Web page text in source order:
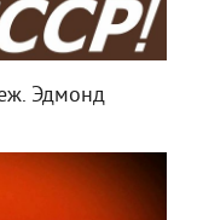
Эдмонд